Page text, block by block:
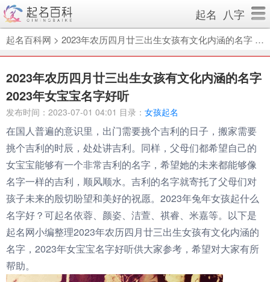
起名 八字
起名百科网 > 2023年农历四月廿三出生女孩有文化内涵的名字 2023年女宝宝名字好听
2023年农历四月廿三出生女孩有文化内涵的名字
2023年女宝宝名字好听
发布时间：2023-07-01 04:01 目录： 女孩起名
在国人普遍的意识里，出门需要挑个吉利的日子，搬家需要
挑个吉利的时辰，处处讲吉利。同样，父母们都希望自己的
女宝宝能够有一个非常吉利的名字，希望她的未来都能够像
名字一样的吉利，顺风顺水。吉利的名字就寄托了父母们对
孩子未来的殷切盼望和美好的祝愿。2023年兔年女孩起什么
名字好？可起名依蓉、颜姿、洁萱、祺睿、米嘉等。以下是
起名网小编整理2023年农历四月廿三出生女孩有文化内涵的
名字，2023年女宝宝名字好听供大家参考，希望对大家有所
帮助。